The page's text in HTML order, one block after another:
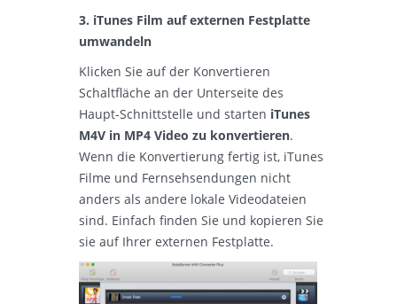
3. iTunes Film auf externen Festplatte
umwandeln
Klicken Sie auf der Konvertieren
Schaltfläche an der Unterseite des
Haupt-Schnittstelle und starten iTunes
M4V in MP4 Video zu konvertieren.
Wenn die Konvertierung fertig ist, iTunes
Filme und Fernsehsendungen nicht
anders als andere lokale Videodateien
sind. Einfach finden Sie und kopieren Sie
sie auf Ihrer externen Festplatte.